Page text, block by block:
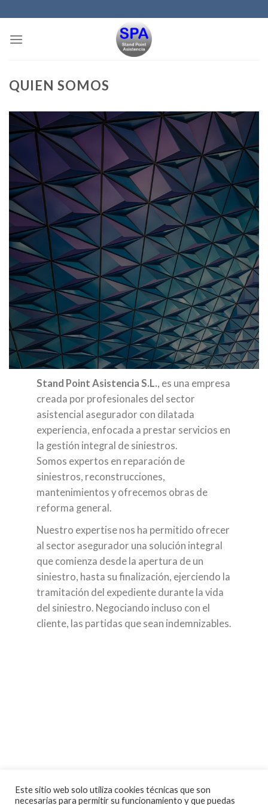
to
content
QUIEN SOMOS
Stand Point Asistencia S.L., es una empresa
creada por profesionales del sector
asistencial asegurador con dilatada
experiencia, enfocada a prestar servicios en
la gestión integral de siniestros.
Somos expertos en reparación de
siniestros, reconstrucciones,
mantenimientos y ofrecemos obras de
reforma general.
Nuestro expertise nos ha permitido ofrecer
al sector asegurador una solución integral
que comienza desde la apertura de un
siniestro, hasta su finalización, ejerciendo la
tramitación del expediente durante la vida
del siniestro. Negociando incluso con el
cliente, las partidas que sean indemnizables.
Este sitio web solo utiliza cookies técnicas que son
necesarias para permitir su funcionamiento y que puedas